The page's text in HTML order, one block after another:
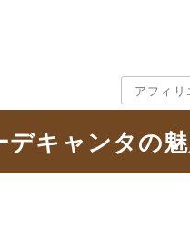
アフィリ
キャンタの魅